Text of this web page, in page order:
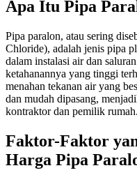
Apa Itu Pipa
Pipa paralon, atau sering
Chloride), adalah jenis pipa
dalam instalasi air dan
ketahanannya yang tinggi
menahan tekanan air yang
dan mudah dipasang,
kontraktor dan pemilik rumah.
Faktor-Faktor
Harga Pipa